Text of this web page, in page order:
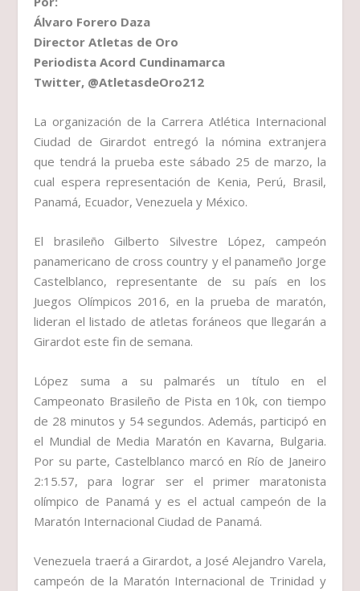
Álvaro Forero Daza
Director Atletas de Oro
Periodista Acord Cundinamarca
Twitter, @AtletasdeOro212
La organización de la Carrera Atlética Internacional
Ciudad de Girardot entregó la nómina extranjera
que tendrá la prueba este sábado 25 de marzo, la
cual espera representación de Kenia, Perú, Brasil,
Panamá, Ecuador, Venezuela y México.
El brasileño Gilberto Silvestre López, campeón
panamericano de cross country y el panameño Jorge
Castelblanco, representante de su país en los
Juegos Olímpicos 2016, en la prueba de maratón,
lideran el listado de atletas foráneos que llegarán a
Girardot este fin de semana.
López suma a su palmarés un título en el
Campeonato Brasileño de Pista en 10k, con tiempo
de 28 minutos y 54 segundos. Además, participó en
el Mundial de Media Maratón en Kavarna, Bulgaria.
Por su parte, Castelblanco marcó en Río de Janeiro
2:15.57, para lograr ser el primer maratonista
olímpico de Panamá y es el actual campeón de la
Maratón Internacional Ciudad de Panamá.
Venezuela traerá a Girardot, a José Alejandro Varela,
campeón de la Maratón Internacional de Trinidad y